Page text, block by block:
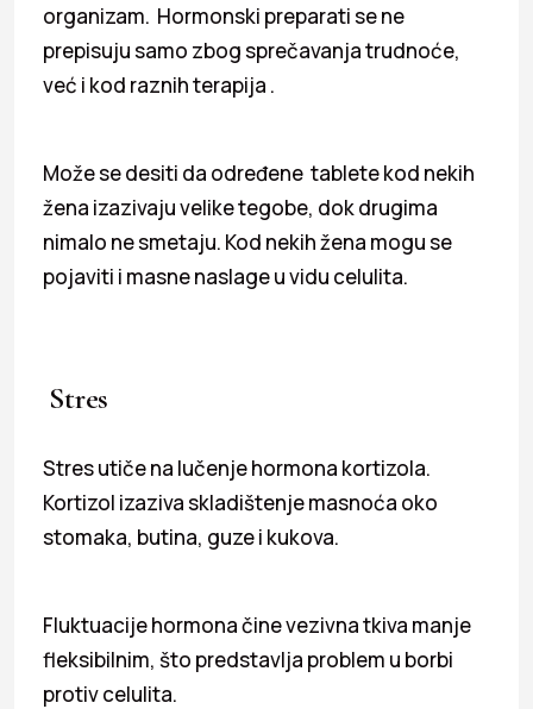
organizam. Hormonski preparati se ne
prepisuju samo zbog sprečavanja trudnoće,
već i kod raznih terapija .
Može se desiti da određene tablete kod nekih
žena izazivaju velike tegobe, dok drugima
nimalo ne smetaju. Kod nekih žena mogu se
pojaviti i masne naslage u vidu celulita.
Stres
Stres utiče na lučenje hormona kortizola.
Kortizol izaziva skladištenje masnoća oko
stomaka, butina, guze i kukova.
Fluktuacije hormona čine vezivna tkiva manje
fleksibilnim, što predstavlja problem u borbi
protiv celulita.